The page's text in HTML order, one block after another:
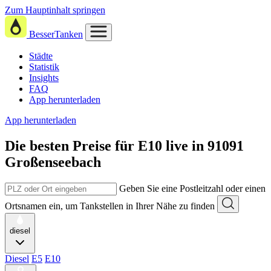
Zum Hauptinhalt springen
BesserTanken
Städte
Statistik
Insights
FAQ
App herunterladen
App herunterladen
Die besten Preise für E10 live in 91091
Großenseebach
Geben Sie eine Postleitzahl oder einen
Ortsnamen ein, um Tankstellen in Ihrer Nähe zu finden
diesel
Diesel E5 E10